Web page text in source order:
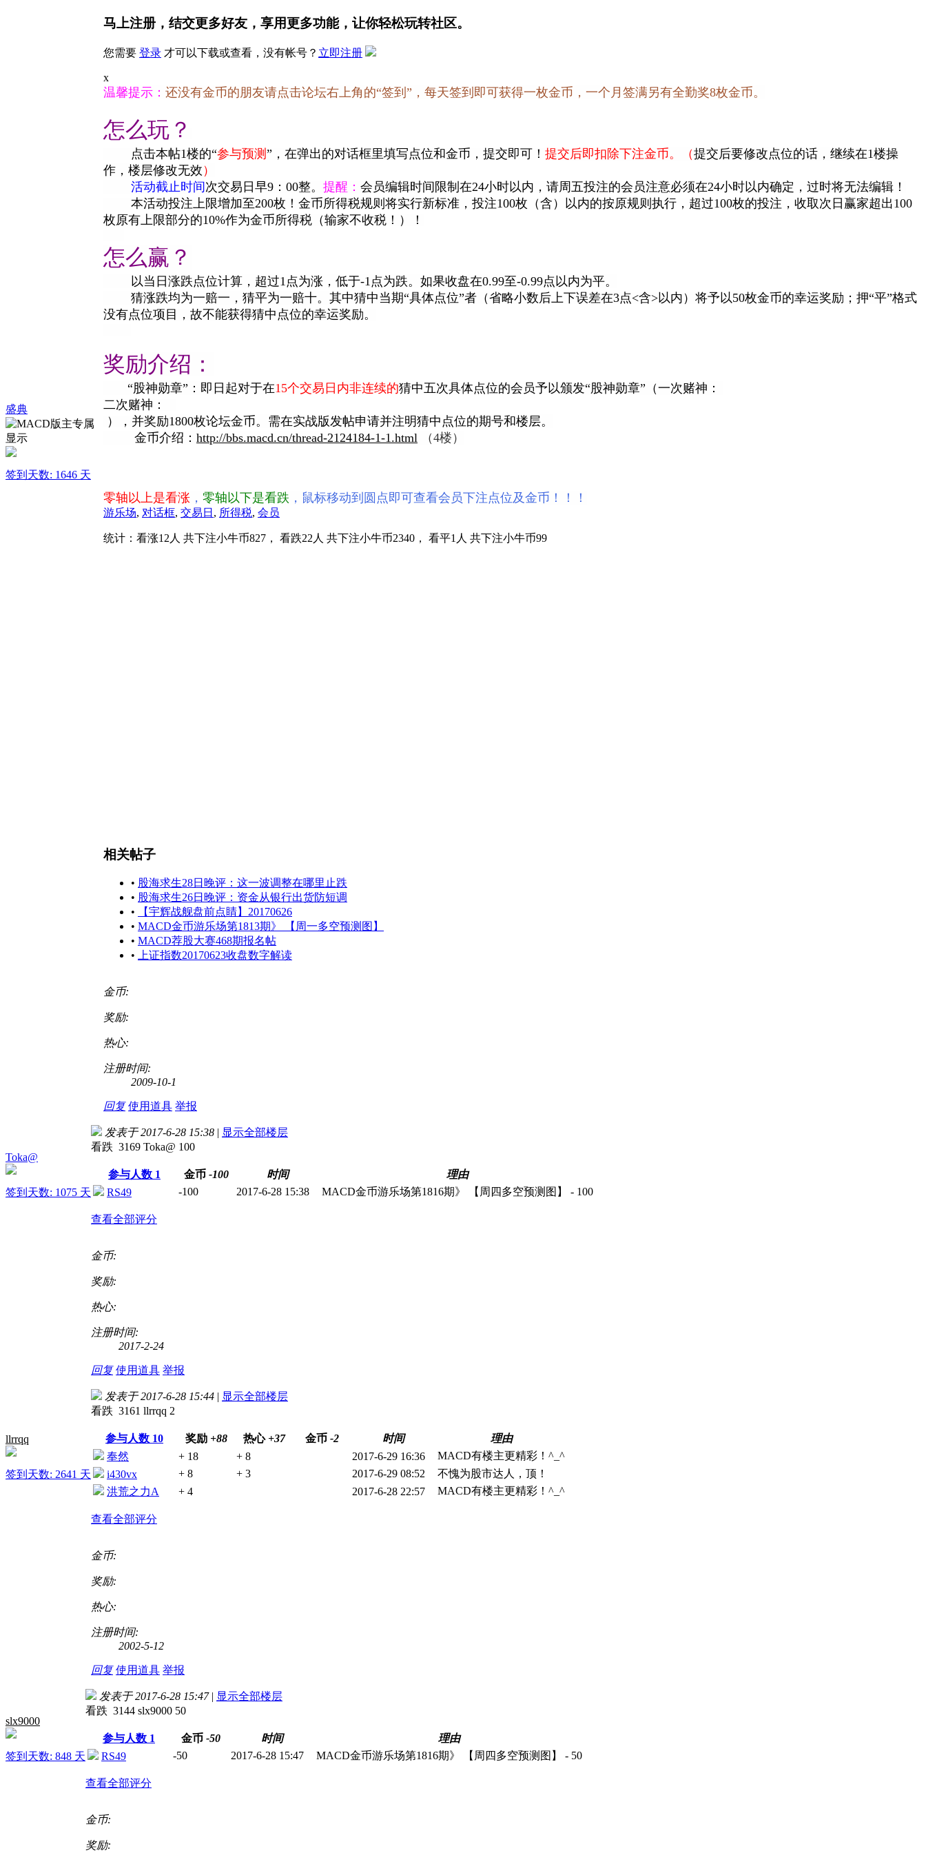
盛典
签到天数: 1646 天
马上注册，结交更多好友，享用更多功能，让你轻松玩转社区。
您需要 登录 才可以下载或查看，没有帐号？ 立即注册
x
温馨提示： 还没有金币的朋友请点击论坛右上角的“签到”，每天签到即可获得一枚金币，一个月签满另有全勤奖8枚金币。
怎么玩？
点击本帖1楼的“参与预测 ”，在弹出的对话框里填写点位和金币，提交即可！ 提交后即扣除下注金币。（提交后要修改点位的话，继续在1楼操
作，楼层修改无效 ）
活动截止时间 次交易日早9：00整。 提醒： 会员编辑时间限制在24小时以内，请周五投注的会员注意必须在24小时以内确定，过时将无法编辑！
本活动投注上限增加至200枚！金币所得税规则将实行新标准，投注100枚（含）以内的按原规则执行，超过100枚的投注，收取次日赢家超出100
枚原有上限部分的10%作为金币所得税 （输家不收税！）！
怎么赢？
以当日涨跌点位计算，超过1点为涨，低于-1点为跌。如果收盘在0.99至-0.99点以内为平。
猜涨跌均为一赔一，猜平为一赔十。 其中猜中当期“具体点位”者（省略小数后上下误差在3点<含>以内）将予以50枚金币的幸运奖励；押“平”格式
没有点位项目，故不能获得猜中点位的幸运奖励。
奖励介绍：
“股神勋章”：即日起对于在15个交易日内非连续的猜中五次具体点位的会员予以颁发“股神勋章”（一次赌神：
二次赌神：
）， 并奖励1800枚论坛金币。需在实战版发帖申请并注明猜中点位的期号和楼层。
金币介绍： http://bbs.macd.cn/thread-2124184-1-1.html （4楼）
零轴以上是看涨 ， 零轴以下是看跌 ，鼠标移动到圆点即可查看会员下注点位及金币！！！
游乐场, 对话框, 交易日 , 所得税, 会员
统计：看涨12人 共下注小牛币827， 看跌22人 共下注小牛币2340， 看平1人 共下注小牛币99
相关帖子
• 股海求生28日晚评：这一波调整在哪里止跌
• 股海求生26日晚评：资金从银行出货防短调
•
【宇辉战舰盘前点睛】20170626
• MACD金币游乐场第1813期》 【周一多空预测图】
• MACD荐股大赛468期报名帖
•
上证指数20170623收盘数字解读
金币:
奖励:
热心:
注册时间:
2009-10-1
回复 使用道具 举报
Toka@
签到天数: 1075 天
发表于 2017-6-28 15:38 | 显示全部楼层
看跌 3169 Toka@ 100
参与人数 1 金币 -100 时间
理由
RS49
-100 2017-6-28 15:38 MACD金币游乐场第1816期》 【周四多空预测图】 - 100
查看全部评分
金币:
奖励:
热心:
注册时间:
2017-2-24
回复 使用道具 举报
llrrqq
签到天数: 2641 天
发表于 2017-6-28 15:44 | 显示全部楼层
看跌 3161 llrrqq 2
参与人数 10 奖励 +88 热心 +37 金币 -2 时间
理由
奉然
+ 18 + 8 2017-6-29 16:36
MACD有楼主更精彩！^_^
i430vx
+ 8 + 3 2017-6-29 08:52
不愧为股市达人，顶！
洪荒之力A
+ 4 2017-6-28 22:57 MACD有楼主更精彩！^_^
查看全部评分
金币:
奖励:
热心:
注册时间:
2002-5-12
回复 使用道具 举报
slx9000
签到天数: 848 天
发表于 2017-6-28 15:47 | 显示全部楼层
看跌 3144 slx9000 50
参与人数 1 金币 -50 时间
理由
RS49
-50 2017-6-28 15:47 MACD金币游乐场第1816期》 【周四多空预测图】 - 50
查看全部评分
金币:
奖励: